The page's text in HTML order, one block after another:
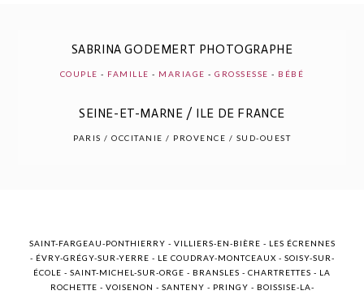
POST COMMENT
SABRINA GODEMERT PHOTOGRAPHE
COUPLE - FAMILLE - MARIAGE -GROSSESSE - BÉBÉ
SEINE-ET-MARNE / ILE DE FRANCE
PARIS / OCCITANIE / PROVENCE / SUD-OUEST
SAINT-FARGEAU-PONTHIERRY - VILLIERS-EN-BIÈRE - LES ÉCRENNES
- ÉVRY-GRÉGY-SUR-YERRE - LE COUDRAY-MONTCEAUX - SOISY-SUR-
ÉCOLE - SAINT-MICHEL-SUR-ORGE - BRANSLES - CHARTRETTES - LA
ROCHETTE - VOISENON - SANTENY - PRINGY - BOISSISE-LA-